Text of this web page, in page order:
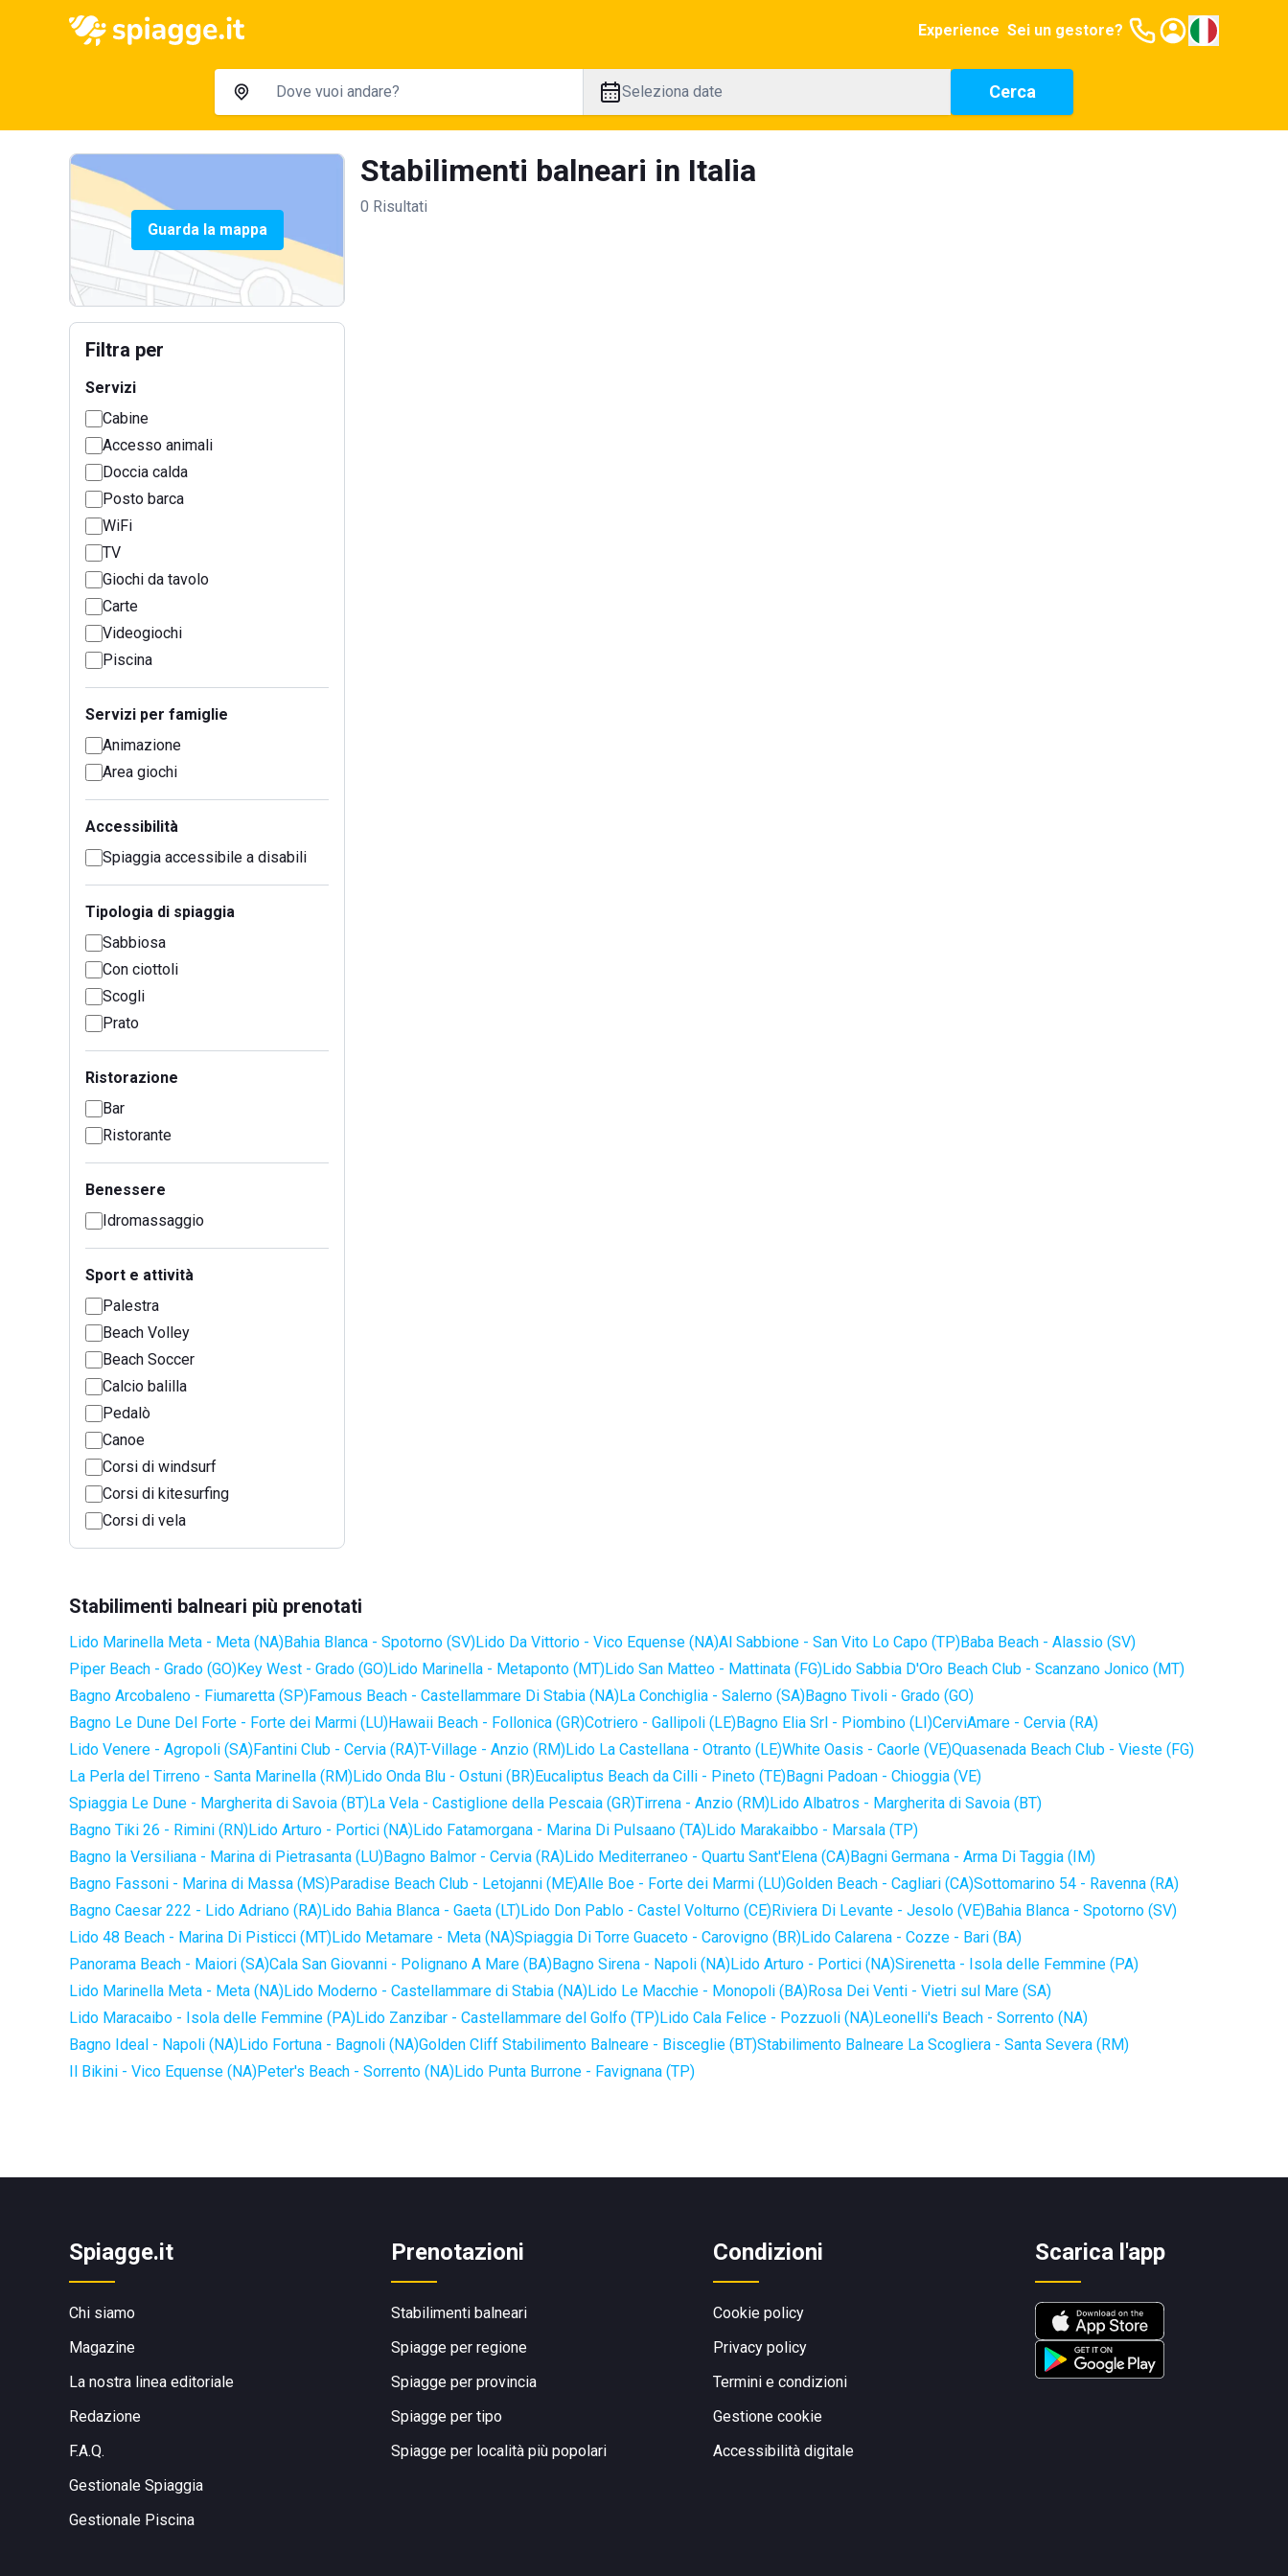
Experience Sei un gestore?
Seleziona date Cerca
Guarda la mappa
Filtra per
Servizi
Cabine
Accesso animali
Doccia calda
Posto barca
WiFi
TV
Giochi da tavolo
Carte
Videogiochi
Piscina
Servizi per famiglie
Animazione
Area giochi
Accessibilità
Spiaggia accessibile a disabili
Tipologia di spiaggia
Sabbiosa
Con ciottoli
Scogli
Prato
Ristorazione
Bar
Ristorante
Benessere
Idromassaggio
Sport e attività
Palestra
Beach Volley
Beach Soccer
Calcio balilla
Pedalò
Canoe
Corsi di windsurf
Corsi di kitesurfing
Corsi di vela
Stabilimenti balneari in Italia
0 Risultati
Stabilimenti balneari più prenotati
Lido Marinella Meta - Meta (NA)Bahia Blanca - Spotorno (SV)Lido Da Vittorio - Vico Equense (NA)Al Sabbione - San Vito Lo Capo (TP)Baba Beach - Alassio (SV)
Piper Beach - Grado (GO)Key West - Grado (GO)Lido Marinella - Metaponto (MT)Lido San Matteo - Mattinata (FG)Lido Sabbia D'Oro Beach Club - Scanzano Jonico (MT)
Bagno Arcobaleno - Fiumaretta (SP)Famous Beach - Castellammare Di Stabia (NA)La Conchiglia - Salerno (SA)Bagno Tivoli - Grado (GO)
Bagno Le Dune Del Forte - Forte dei Marmi (LU)Hawaii Beach - Follonica (GR)Cotriero - Gallipoli (LE)Bagno Elia Srl - Piombino (LI)CerviAmare - Cervia (RA)
Lido Venere - Agropoli (SA)Fantini Club - Cervia (RA)T-Village - Anzio (RM)Lido La Castellana - Otranto (LE)White Oasis - Caorle (VE)Quasenada Beach Club - Vieste (FG)
La Perla del Tirreno - Santa Marinella (RM)Lido Onda Blu - Ostuni (BR)Eucaliptus Beach da Cilli - Pineto (TE)Bagni Padoan - Chioggia (VE)
Spiaggia Le Dune - Margherita di Savoia (BT)La Vela - Castiglione della Pescaia (GR)Tirrena - Anzio (RM)Lido Albatros - Margherita di Savoia (BT)
Bagno Tiki 26 - Rimini (RN)Lido Arturo - Portici (NA)Lido Fatamorgana - Marina Di Pulsaano (TA)Lido Marakaibbo - Marsala (TP)
Bagno la Versiliana - Marina di Pietrasanta (LU)Bagno Balmor - Cervia (RA)Lido Mediterraneo - Quartu Sant'Elena (CA)Bagni Germana - Arma Di Taggia (IM)
Bagno Fassoni - Marina di Massa (MS)Paradise Beach Club - Letojanni (ME)Alle Boe - Forte dei Marmi (LU)Golden Beach - Cagliari (CA)Sottomarino 54 - Ravenna (RA)
Bagno Caesar 222 - Lido Adriano (RA)Lido Bahia Blanca - Gaeta (LT)Lido Don Pablo - Castel Volturno (CE)Riviera Di Levante - Jesolo (VE)Bahia Blanca - Spotorno (SV)
Lido 48 Beach - Marina Di Pisticci (MT)Lido Metamare - Meta (NA)Spiaggia Di Torre Guaceto - Carovigno (BR)Lido Calarena - Cozze - Bari (BA)
Panorama Beach - Maiori (SA)Cala San Giovanni - Polignano A Mare (BA)Bagno Sirena - Napoli (NA)Lido Arturo - Portici (NA)Sirenetta - Isola delle Femmine (PA)
Lido Marinella Meta - Meta (NA)Lido Moderno - Castellammare di Stabia (NA)Lido Le Macchie - Monopoli (BA)Rosa Dei Venti - Vietri sul Mare (SA)
Lido Maracaibo - Isola delle Femmine (PA)Lido Zanzibar - Castellammare del Golfo (TP)Lido Cala Felice - Pozzuoli (NA)Leonelli's Beach - Sorrento (NA)
Bagno Ideal - Napoli (NA)Lido Fortuna - Bagnoli (NA)Golden Cliff Stabilimento Balneare - Bisceglie (BT)Stabilimento Balneare La Scogliera - Santa Severa (RM)
Il Bikini - Vico Equense (NA)Peter's Beach - Sorrento (NA)Lido Punta Burrone - Favignana (TP)
Spiagge.it
Chi siamo
Magazine
La nostra linea editoriale
Redazione
F.A.Q.
Gestionale Spiaggia
Gestionale Piscina
Prenotazioni
Stabilimenti balneari
Spiagge per regione
Spiagge per provincia
Spiagge per tipo
Spiagge per località più popolari
Condizioni
Cookie policy
Privacy policy
Termini e condizioni
Gestione cookie
Accessibilità digitale
Scarica l'app